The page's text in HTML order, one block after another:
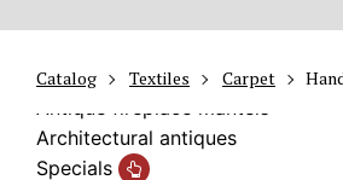
Catalog Textiles Carpet
Antique safes
Antique fireplace mantels
Architectural antiques
Specials